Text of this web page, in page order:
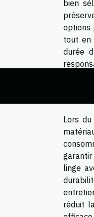
bien
options
tout en
durée
Lors
garantir
linge
réduit
Le
Guide